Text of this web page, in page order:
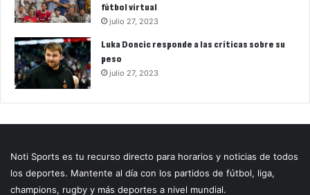
fútbol virtual
julio 27, 2023
Luka Doncic responde a las críticas sobre su
peso
julio 27, 2023
Noti Sports es tu recurso directo para horarios y noticias de todos
los deportes. Mantente al día con los partidos de fútbol, liga,
champions, rugby y más deportes a nivel mundial.